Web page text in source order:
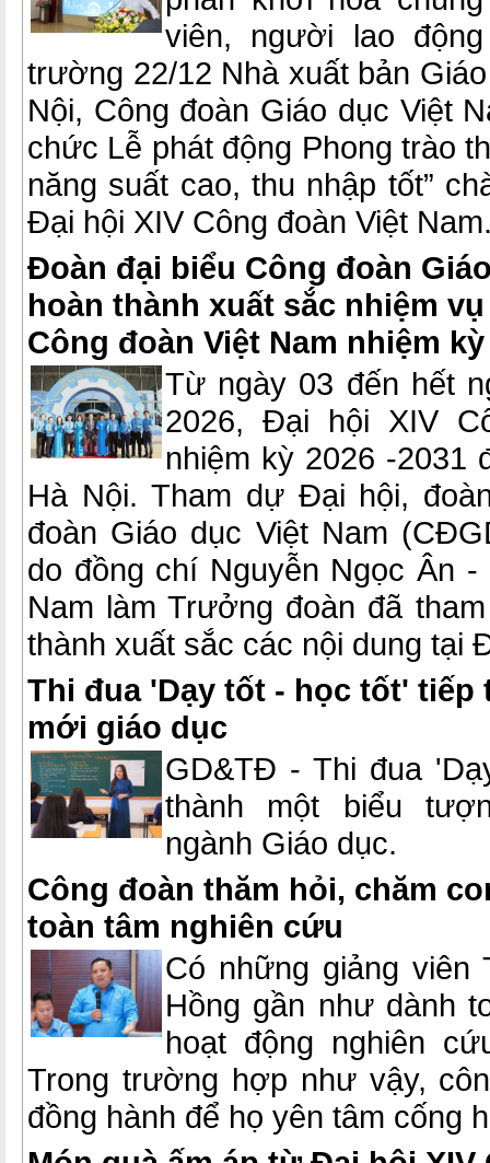
viên, người lao
trường 22/12 Nhà xuất bản
Nội, Công đoàn Giáo dục Việt
chức Lễ phát động Phong trào
năng suất cao, thu nhập tốt”
Đại hội XIV Công đoàn Việt
Đoàn đại biểu Công đoàn
hoàn thành xuất sắc nhiệm
Công đoàn Việt Nam nhiệm kỳ
Từ ngày 03 đến hết
2026, Đại hội XIV
nhiệm kỳ 2026 -2031
Hà Nội. Tham dự Đại hội,
đoàn Giáo dục Việt Nam
do đồng chí Nguyễn Ngọc Ân
Nam làm Trưởng đoàn đã
thành xuất sắc các nội dung tại
Thi đua 'Dạy tốt - học tốt'
mới giáo dục
GD&TĐ - Thi đua
thành một biểu
ngành Giáo dục.
Công đoàn thăm hỏi, chăm
toàn tâm nghiên cứu
Có những giảng
Hồng gần như dành
hoạt động nghiên
Trong trường hợp như vậy,
đồng hành để họ yên tâm cống